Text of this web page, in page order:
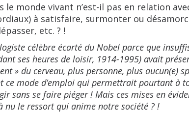
le monde vivant n’est-il pas en relation
à satisfaire, surmonter ou
etc. ? !
célèbre écarté du Nobel parce que
ses heures de loisir, 1914-1995) avait
» du cerveau, plus personne, plus aucun(e)
ce mode d’emploi qui permettrait pourtant à
sans se faire piéger ! Mais ces mises en
nu le ressort qui anime notre société ? !